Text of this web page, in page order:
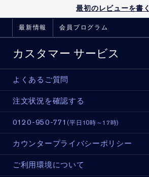
最初のレビューを書く
最新情報 会員プログラム
カスタマー サービス
よくあるご質問
注文状況を確認する
0120-950-771 (平日10時～17時)
カウンタープライバシーポリシー
ご利用環境について